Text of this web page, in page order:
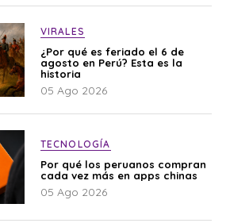
VIRALES
¿Por qué es feriado el 6 de
agosto en Perú? Esta es la
historia
05 Ago 2026
TECNOLOGÍA
Por qué los peruanos compran
cada vez más en apps chinas
05 Ago 2026